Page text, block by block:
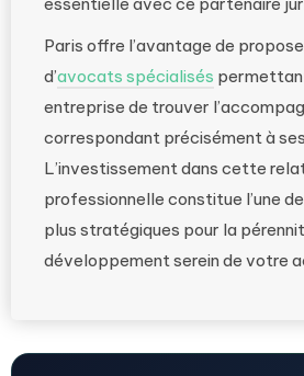
essentielle avec ce partenaire
Paris offre l’avantage de
d’avocats spécialisés
entreprise de trouver
correspondant précisément à
L’investissement dans cette
professionnelle constitue l’une
plus stratégiques pour la
développement serein de votre